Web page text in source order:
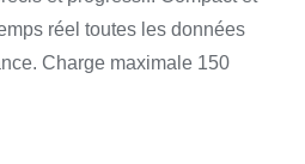
réel toutes les données
Charge maximale 150